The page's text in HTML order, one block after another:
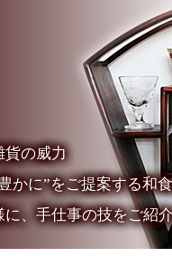
貨の威力
かに”をご提案する和
、手仕事の技をご紹